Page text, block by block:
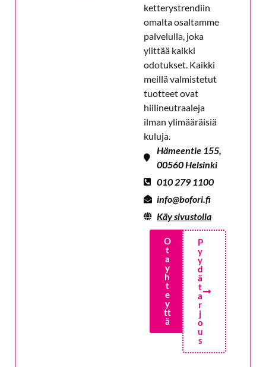
ketterystrendiin
omalta osaltamme
palvelulla, joka
ylittää kaikki
odotukset. Kaikki
meillä valmistetut
tuotteet ovat
hiilineutraaleja
ilman ylimääräisiä
kuluja.
Hämeentie 155,
00560 Helsinki
010 279 1100
info@bofori.fi
Käy sivustolla
O
t
a
y
h
t
e
y
tt
ä
P
y
y
d
ä
t
a
r
j
o
u
s